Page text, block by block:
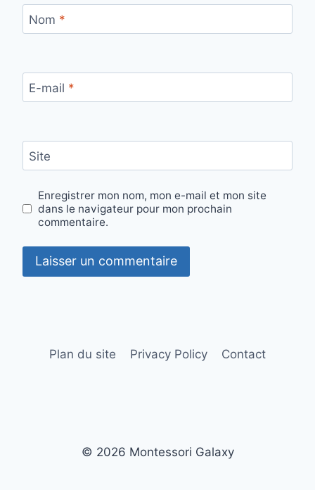
Nom *
E-mail *
Site
Enregistrer mon nom, mon e-mail et mon site
dans le navigateur pour mon prochain
commentaire.
Plan du site Privacy Policy Contact
© 2026 Montessori Galaxy